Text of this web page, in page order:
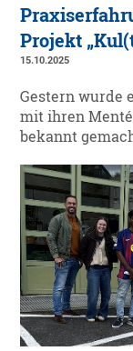
Projekt
15.10.2025
Gestern wurde
mit ihren
bekannt